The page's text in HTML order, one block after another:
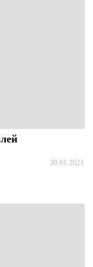
30.01.2021